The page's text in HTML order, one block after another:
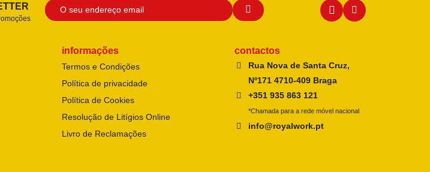
informações
Termos e Condições
Política de privacidade
Política de Cookies
Resolução de Litígios Online
Livro de Reclamações
contactos
Rua Nova de Santa Cruz,
Nº171 4710-409 Braga
+351 935 863 121
*Chamada para a rede móvel nacional
info@royalwork.pt